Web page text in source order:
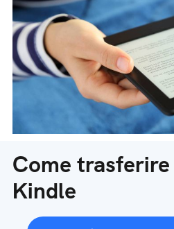
Come trasferire
Kindle